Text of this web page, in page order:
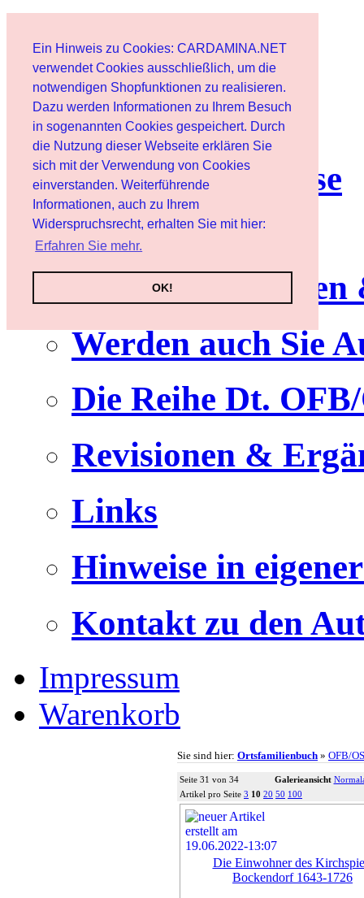
Ein Hinweis zu Cookies: CARDAMINA.NET
verwendet Cookies ausschließlich, um die
notwendigen Shopfunktionen zu realisieren.
Dazu werden Informationen zu Ihrem Besuch
in sogenannten Cookies gespeichert. Durch
die Nutzung dieser Webseite erklären Sie
sich mit der Verwendung von Cookies
einverstanden. Weiterführende
Informationen, auch zu Ihrem
Widerspruchsrecht, erhalten Sie mit hier:
Erfahren Sie mehr.
OK!
Benutzer
Newsletter
Nutzungshinweise
Service
Werden auch Sie
Die Reihe Dt.
Revisionen &
Links
Hinweise in
Kontakt zu den
Impressum
Warenkorb
Sie sind hier: Ortsfamilienbuch » OFB/
Seite 31 von 34 Galerieansicht
Artikel pro Seite 3 10 20 50 100
Die Einwohner des
Bockendorf 1643-1726